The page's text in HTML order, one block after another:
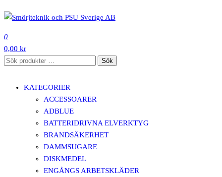
till
innehåll
0
0,00 kr
Sök
Sök
KATEGORIER
ACCESSOARER
ADBLUE
BATTERIDRIVNA ELVERKTYG
BRANDSÄKERHET
DAMMSUGARE
DISKMEDEL
ENGÅNGS ARBETSKLÄDER